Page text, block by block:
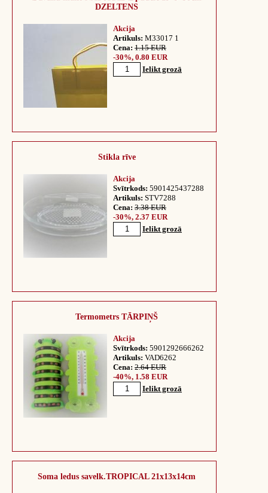
DZELTENS
Akcija
Artikuls: M33017 1
Cena: 1.15 EUR
-30%, 0.80 EUR
Ielikt grozā
Stikla rīve
Akcija
Svītrkods: 5901425437288
Artikuls: STV7288
Cena: 3.38 EUR
-30%, 2.37 EUR
Ielikt grozā
Termometrs TĀRPIŅŠ
Akcija
Svītrkods: 5901292666262
Artikuls: VAD6262
Cena: 2.64 EUR
-40%, 1.58 EUR
Ielikt grozā
Soma ledus savelk.TROPICAL 21x13x14cm